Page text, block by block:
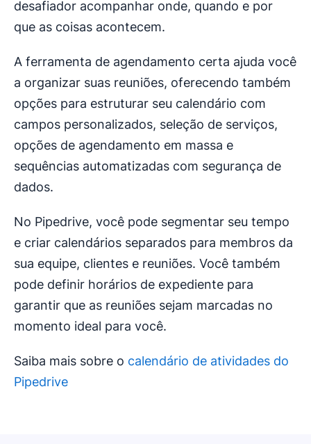
desafiador acompanhar onde, quando e por
que as coisas acontecem.
A ferramenta de agendamento certa ajuda você
a organizar suas reuniões, oferecendo também
opções para estruturar seu calendário com
campos personalizados, seleção de serviços,
opções de agendamento em massa e
sequências automatizadas com segurança de
dados.
No Pipedrive, você pode segmentar seu tempo
e criar calendários separados para membros da
sua equipe, clientes e reuniões. Você também
pode definir horários de expediente para
garantir que as reuniões sejam marcadas no
momento ideal para você.
Saiba mais sobre o calendário de atividades do
Pipedrive